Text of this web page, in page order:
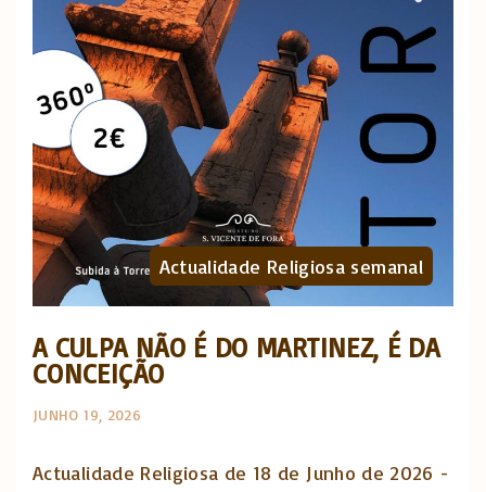
Actualidade Religiosa semanal
A CULPA NÃO É DO MARTINEZ, É DA
CONCEIÇÃO
JUNHO 19, 2026
Actualidade Religiosa de 18 de Junho de 2026 -